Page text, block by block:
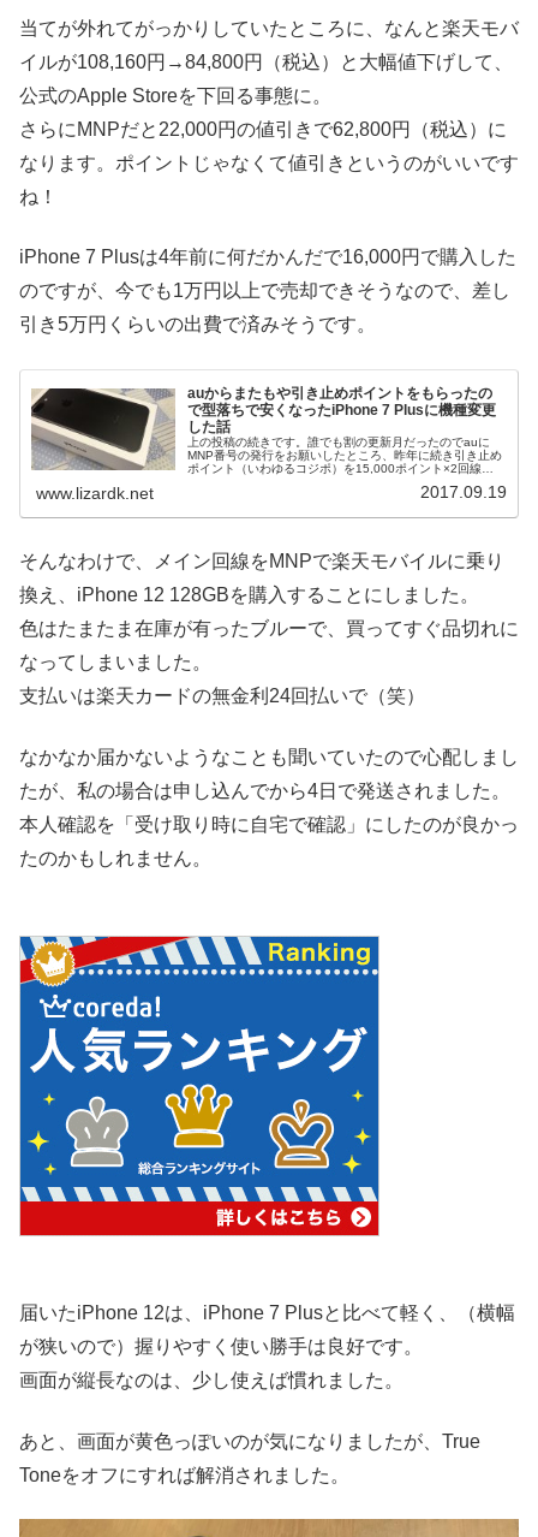
当てが外れてがっかりしていたところに、なんと楽天モバ
イルが108,160円→84,800円（税込）と大幅値下げして、
公式のApple Storeを下回る事態に。
さらにMNPだと22,000円の値引きで62,800円（税込）に
なります。ポイントじゃなくて値引きというのがいいです
ね！
iPhone 7 Plusは4年前に何だかんだで16,000円で購入した
のですが、今でも1万円以上で売却できそうなので、差し
引き5万円くらいの出費で済みそうです。
auからまたもや引き止めポイントをもらったの
で型落ちで安くなったiPhone 7 Plusに機種変更
した話
上の投稿の続きです。誰でも割の更新月だったのでauに
MNP番号の発行をお願いしたところ、昨年に続き引き止め
ポイント（いわゆるコジポ）を15,000ポイント×2回線
www.lizardk.net 2017.09.19
そんなわけで、メイン回線をMNPで楽天モバイルに乗り
換え、iPhone 12 128GBを購入することにしました。
色はたまたま在庫が有ったブルーで、買ってすぐ品切れに
なってしまいました。
支払いは楽天カードの無金利24回払いで（笑）
なかなか届かないようなことも聞いていたので心配しまし
たが、私の場合は申し込んでから4日で発送されました。
本人確認を「受け取り時に自宅で確認」にしたのが良かっ
たのかもしれません。
届いたiPhone 12は、iPhone 7 Plusと比べて軽く、（横幅
が狭いので）握りやすく使い勝手は良好です。
画面が縦長なのは、少し使えば慣れました。
あと、画面が黄色っぽいのが気になりましたが、True
Toneをオフにすれば解消されました。